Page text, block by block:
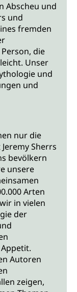
Abscheu und
und
fremden
die
Unser
und
und
nur die
Sherrs
bevölkern
unsere
Arten
in vielen
der
Autoren
zeigen,